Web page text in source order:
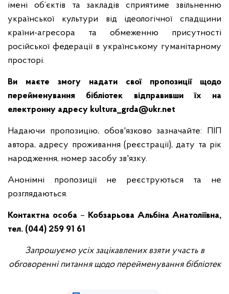
імені об’єктів та закладів сприятиме звільненню
української культури від ідеологічної спадщини
країни-агресора та обмеженню присутності
російської федерації в українському гуманітарному
просторі.
Ви маєте змогу надати свої пропозиції щодо
перейменування бібліотек відправивши їх на
електронну адресу kultura_grda@ukr.net
Надаючи пропозицію, обов'язково зазначайте: ПІП
автора, адресу проживання (реєстрації), дату та рік
народження, номер засобу зв'язку.
Анонімні пропозиції не реєструються та не
розглядаються.
Контактна особа – Кобзарьова Альбіна Анатоліївна,
тел. (044) 259 91 61
Запрошуємо усіх зацікавлених взяти участь в
обговоренні питання щодо перейменування бібліотек